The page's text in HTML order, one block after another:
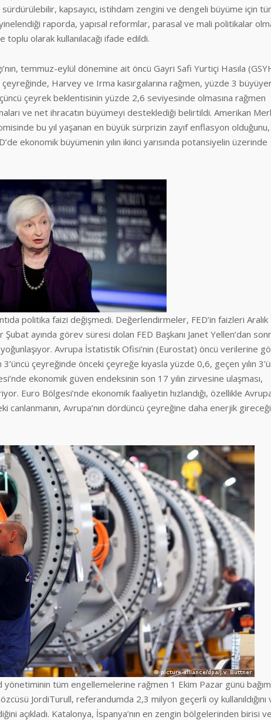
kapsayıcı, istihdam zengini ve dengeli büyüme için
raporda, yapısal reformlar, parasal ve mali politikalar
olarak kullanılacağı ifade edildi.
temmuz-eylül dönemine ait öncü Gayri Safi Yurtiçi Hasıla
Harvey ve Irma kasırgalarına rağmen, yüzde 3
çeyrek beklentisinin yüzde 2,6 seviyesinde olmasına rağmen
ve net ihracatın büyümeyi desteklediği belirtildi. Amerikan
bu yıl yaşanan en büyük sürprizin zayıf enflasyon olduğunu,
ekonomik büyümenin yılın ikinci yarısında potansiyelin üzerinde
politika faizi değişmedi. Değerlendirmeler, FED’in faizleri Aralık
ayında görev süresi dolan FED Başkanı Janet Yellen’dan
Avrupa İstatistik Ofisi’nin (Eurostat) öncü verilerine
çeyreğinde önceki çeyreğe kıyasla yüzde 0,6, geçen yılın
ekonomik güven endeksinin son 17 yılın zirvesine ulaşması,
Euro Bölgesi’nde ekonomik faaliyetin hızlandığı, özellikle
canlanmanın, Avrupa’nın dördüncü çeyreğine daha enerjik gireceği
tüm engellemelerine rağmen 1 Ekim Pazar günü
JordiTurull, referandumda 2,3 milyon geçerli oy kullanıldığını
açıkladı. Katalonya, İspanya’nın en zengin bölgelerinden birisi